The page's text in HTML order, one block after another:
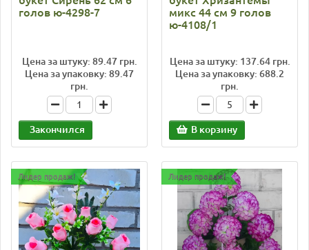
голов ю-4298-7
Цена за штуку: 89.47 грн.
Цена за упаковку: 89.47
грн.
Закончился
микс 44 см 9 голов
ю-4108/1
Цена за штуку: 137.64 грн.
Цена за упаковку: 688.2
грн.
В корзину
Лидер продаж! Лидер продаж!